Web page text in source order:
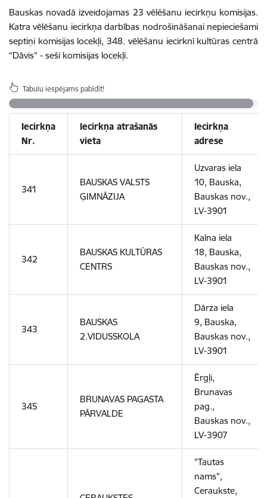
Bauskas novadā izveidojamas 23 vēlēšanu iecirkņu komisijas.
Katra vēlēšanu iecirkņa darbības nodrošināšanai nepieciešami
septiņi komisijas locekļi, 348. vēlēšanu iecirknī kultūras centrā
“Dāvis” - seši komisijas locekļi.
Tabulu iespējams pabīdīt!
Iecirkņa
Nr.
Iecirkņa atrašanās
vieta
Iecirkņa
adrese
341
BAUSKAS VALSTS
ĢIMNĀZIJA
Uzvaras iela
10, Bauska,
Bauskas nov.,
LV-3901
342
BAUSKAS KULTŪRAS
CENTRS
Kalna iela
18, Bauska,
Bauskas nov.,
LV-3901
343
BAUSKAS
2.VIDUSSKOLA
Dārza iela
9, Bauska,
Bauskas nov.,
LV-3901
345
BRUNAVAS PAGASTA
PĀRVALDE
Ērgļi,
Brunavas
pag.,
Bauskas nov.,
LV-3907
"Tautas
nams",
Ceraukste,